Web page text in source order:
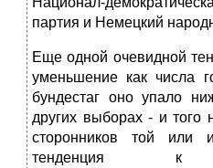
партия и Немецкий
Еще одной очевидной
уменьшение как числа
бундестаг оно упало
других выборах - и того
сторонников той или
тенденция